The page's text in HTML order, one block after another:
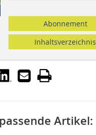
Abonnement
Inhaltsverzeichnis
Artikel: